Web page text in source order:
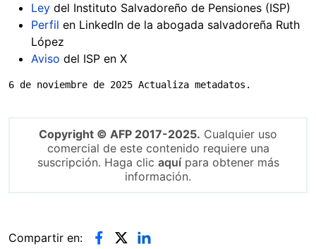
Ley del Instituto Salvadoreño de Pensiones (ISP)
Perfil en LinkedIn de la abogada salvadoreña Ruth
López
Aviso del ISP en X
6 de noviembre de 2025 Actualiza metadatos.
Copyright © AFP 2017-2025. Cualquier uso
comercial de este contenido requiere una
suscripción. Haga clic aquípara obtener más
información.
Compartir en: